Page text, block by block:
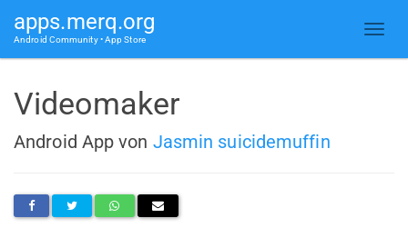
apps.merq.org
Android Community • App Store
Videomaker
Android App von Jasmin suicidemuffin